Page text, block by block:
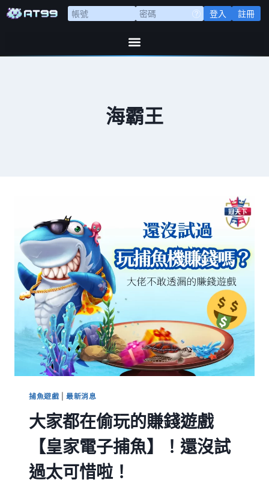
登入 註冊
海霸王
捕魚遊戲 |最新消息
大家都在偷玩的賺錢遊戲
【皇家電子捕魚】！還沒試
過太可惜啦！